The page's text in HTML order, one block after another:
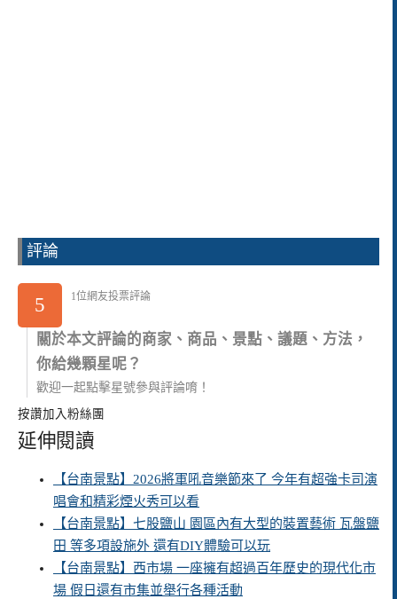
評論
5 1位網友投票評論
關於本文評論的商家、商品、景點、議題、方法，
你給幾顆星呢？
歡迎一起點擊星號參與評論唷！
按讚加入粉絲團
延伸閱讀
【台南景點】2026將軍吼音樂節來了 今年有超強卡司演
唱會和精彩煙火秀可以看
【台南景點】七股鹽山 園區內有大型的裝置藝術 瓦盤鹽
田 等多項設施外 還有DIY體驗可以玩
【台南景點】西市場 一座擁有超過百年歷史的現代化市
場 假日還有市集並舉行各種活動